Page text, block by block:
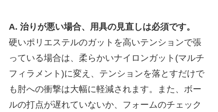
A. 治りが悪い場合、用具の見直しは必須です。
硬いポリエステルのガットを高いテンションで張
っている場合は、柔らかいナイロンガット(マルチ
フィラメント)に変え、テンションを落とすだけで
も肘への衝撃は大幅に軽減されます。また、ボー
ルの打点が遅れていないか、フォームのチェック